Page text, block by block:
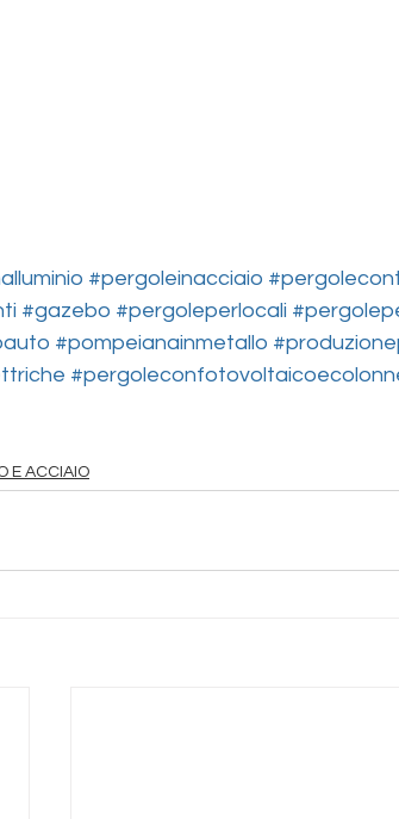
#pergoleinacciaio
#gazebo #pergoleperlocali
#pompeianainmetallo
E ACCIAIO